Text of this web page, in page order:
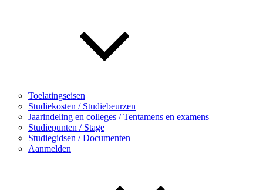
Toelatingseisen
Studiekosten / Studiebeurzen
Jaarindeling en colleges / Tentamens en examens
Studiepunten / Stage
Studiegidsen / Documenten
Aanmelden